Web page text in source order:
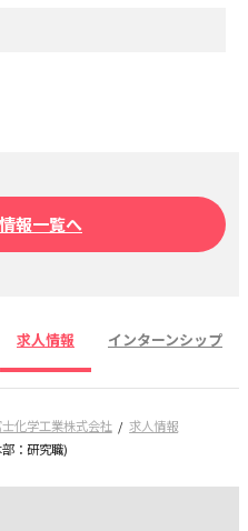
報一覧へ
求人情報 インターンシップ
士化学工業株式会社
求人情報
：研究職)